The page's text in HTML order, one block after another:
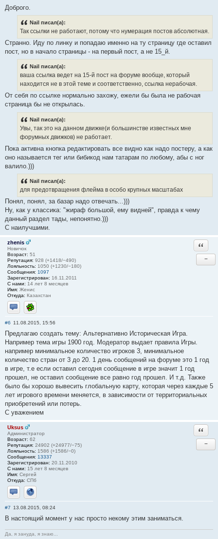
Доброго.
Nail писал(а):
Так ссылки не работают, потому что нумерация постов абсолютная.
Странно. Иду по линку и попадаю именно на ту страницу где оставил
пост, но в начало страницы - на первый пост, а не 15_й.
Nail писал(а):
ваша ссылка ведет на 15-й пост на форуме вообще, который
находится не в этой теме и соответственно, ссылка нерабочая.
От себя по ссылке нормально захожу, ежели бы была не рабочая
страница бы не открылась.
Nail писал(а):
Увы, так это на данном движке(и большинстве известных мне
форумных движков) не работает.
Пока активна кнопка редактировать все видно как надо постеру, а как
оно называется тег или бибикод нам татарам по любому, абы с ног
валило.)))
Nail писал(а):
для предотвращения флейма в особо крупных масштабах
Понял, понял, за базар надо отвечать...)))
Ну, как у классика: "жираф большой, ему видней", правда к чему
данный раздел тады, непонятно.)))
С наилучшими.
zhenis
Новичок
Возраст: 51
Репутация: 928 (+1418/−490)
Лояльность: 1050 (+1230/−180)
Сообщения: 1097
Зарегистрирован: 16.11.2011
С нами: 14 лет 8 месяцев
Имя: Женис
Откуда: Казахстан
Отправить личное сообщение
ICQ
−
#6 11.08.2015, 15:56
Предлагаю создать тему: Альтернативно Историческая Игра.
Например тема игры 1900 год. Модератор выдает правила Игры.
например минимальное количество игроков 3, минимальное
количество стран от 3 до 20. 1 день сообщений на форуме это 1 год
в игре, т.е если оставил сегодня сообщение в игре значит 1 год
прошел, не оставил сообщение все равно год прошел. И т.д. Также
было бы хорошо вывесить глобальную карту, которая через каждые 5
лет игрового времени меняется, в зависимости от территориальных
приобретений или потерь.
С уважением
Uksus
Администратор
Возраст: 62
Репутация: 24902 (+24977/−75)
Лояльность: 1586 (+1586/−0)
Сообщения: 13337
Зарегистрирован: 20.11.2010
С нами: 15 лет 8 месяцев
Имя: Сергей
Откуда: СПб
Отправить личное сообщение
Сайт
−
#7 13.08.2015, 08:24
В настоящий момент у нас просто некому этим заниматься.
Да, я зануда, я знаю...